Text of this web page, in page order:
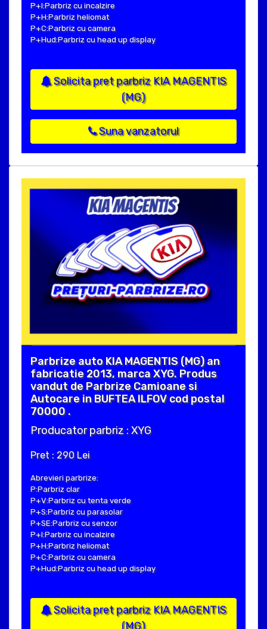
P+I:Parbriz cu incalzire
P+H:Parbriz heliomat
P+C:Parbriz cu camera
P+Hud:Parbriz cu head up display
Solicita pret parbriz KIA MAGENTIS
(MG)
Suna vanzatorul
Parbrize auto KIA MAGENTIS (MG) an
fabricatie 2013, marca XYG. Produs
vandut de Parbrize Camioane si
Autocare in BUFTEA ILFOV cod postal
70000 .
Producator parbriz : XYG
Pret : 290 Lei
Abrevieri parbrize:
P:Parbriz clar
P+V:Parbriz cu tenta verde
P+S:Parbriz cu parasolar
P+SE:Parbriz cu senzor
P+I:Parbriz cu incalzire
P+H:Parbriz heliomat
P+C:Parbriz cu camera
P+Hud:Parbriz cu head up display
Solicita pret parbriz KIA MAGENTIS
(MG)